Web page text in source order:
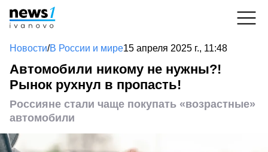
Новости/В России и мире15 апреля 2025 г., 11:48
Автомобили никому не нужны?!
Рынок рухнул в пропасть!
Россияне стали чаще покупать «возрастные»
автомобили